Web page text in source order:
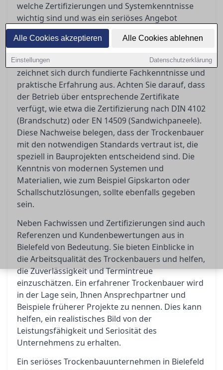
Alle Cookies akzeptieren Alle Cookies ablehnen
Einstellungen Datenschutzerklärung
welche Zertifizierungen und Systemkenntnisse
wichtig sind und was ein seriöses Angebot
enthalten sollte. So finden Sie den passenden
Partner für Ihr Bauvorhaben.
Ein qualifizierter Trockenbauer in Bielefeld
zeichnet sich durch fundierte Fachkenntnisse und
praktische Erfahrung aus. Achten Sie darauf, dass
der Betrieb über entsprechende Zertifikate
verfügt, wie etwa die Zertifizierung nach DIN 4102
(Brandschutz) oder EN 14509 (Sandwichpaneele).
Diese Nachweise belegen, dass der Trockenbauer
mit den notwendigen Standards vertraut ist, die
speziell in Bauprojekten entscheidend sind. Die
Kenntnis von modernen Systemen und
Materialien, wie zum Beispiel Gipskarton oder
Schallschutzlösungen, sollte ebenfalls gegeben
sein.
Neben Fachwissen und Zertifizierungen sind auch
Referenzen und Kundenbewertungen aus in
Bielefeld von Bedeutung. Sie bieten Einblicke in
die Arbeitsqualität des Trockenbauers und helfen,
die Zuverlässigkeit und Termintreue
einzuschätzen. Ein erfahrener Trockenbauer wird
in der Lage sein, Ihnen Ansprechpartner und
Beispiele früherer Projekte zu nennen. Dies kann
helfen, ein realistisches Bild von der
Leistungsfähigkeit und Seriosität des
Unternehmens zu erhalten.
Ein seriöses Trockenbauunternehmen in Bielefeld